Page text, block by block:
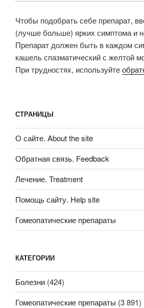
Чтобы подобрать себе препарат,
(лучше больше) ярких симптома и
Препарат должен быть в каждом
кашель спазматический с желтой
При трудностях, используйте
СТРАНИЦЫ
О сайте. About the site
Обратная связь. Feedback
Лечение. Treatment
Помощь сайту. Help site
Гомеопатические препараты
КАТЕГОРИИ
Болезни (424)
Гомеопатические препараты (3 891)